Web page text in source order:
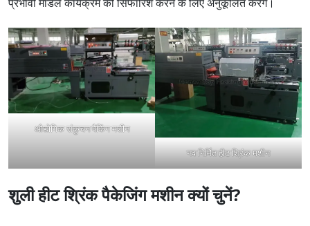
औद्योगिक संकुचन पैकिंग मशीन
नव निर्मित हीट श्रिंक मशीन
शुली हीट श्रिंक पैकेजिंग मशीन क्यों चुनें?